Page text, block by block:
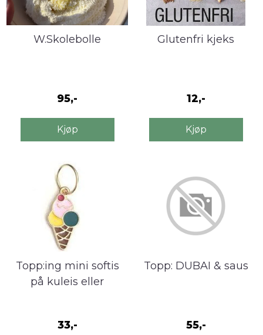
W.Skolebolle
95,-
Kjøp
Glutenfri kjeks
12,-
Kjøp
Topp:ing mini softis
på kuleis eller
33,-
Topp: DUBAI & saus
55,-